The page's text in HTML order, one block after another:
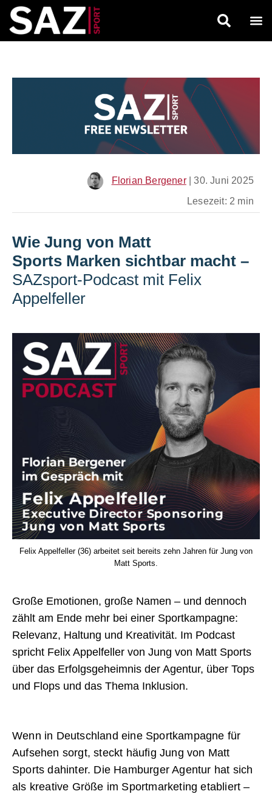
Florian Bergener |30. Juni 2025
Lesezeit: 2 min
Wie Jung von Matt
Sports Marken sichtbar macht –
SAZsport-Podcast mit Felix
Appelfeller
Felix Appelfeller (36) arbeitet seit bereits zehn Jahren für Jung von
Matt Sports.
Große Emotionen, große Namen – und dennoch
zählt am Ende mehr bei einer Sportkampagne:
Relevanz, Haltung und Kreativität. Im Podcast
spricht Felix Appelfeller von Jung von Matt Sports
über das Erfolgsgeheimnis der Agentur, über Tops
und Flops und das Thema Inklusion.
Wenn in Deutschland eine Sportkampagne für
Aufsehen sorgt, steckt häufig Jung von Matt
Sports dahinter. Die Hamburger Agentur hat sich
als kreative Größe im Sportmarketing etabliert –